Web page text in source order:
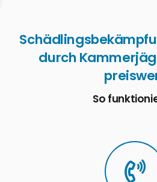
durch
So